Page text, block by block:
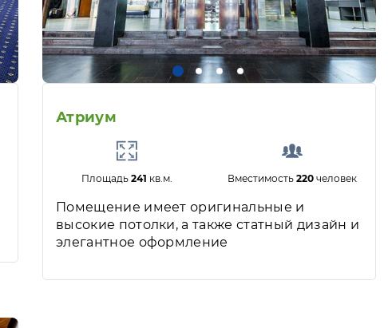
Атриум
Площадь 241 кв.м. Вместимость220 человек
Помещение имеет оригинальные и
высокие потолки, а также статный дизайн и
элегантное оформление